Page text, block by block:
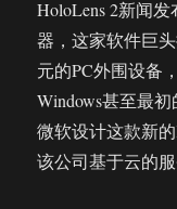
HoloLens 2新闻
器，这家软件巨
元的PC外围设备
Windows甚至最初
微软设计这款新
该公司基于云的